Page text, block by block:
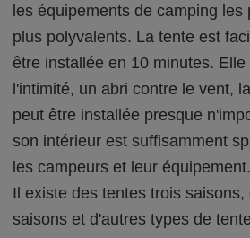
les équipements de camping les
plus polyvalents. La tente est
être installée en 10 minutes.
l'intimité, un abri contre le vent,
peut être installée presque
son intérieur est suffisamment
les campeurs et leur équipement.
Il existe des tentes trois
saisons et d'autres types de